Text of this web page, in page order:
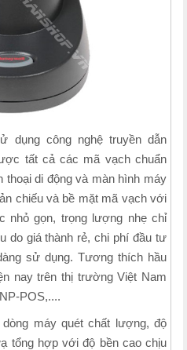
dụng công nghệ truyền dẫn
tất cả các mã vạch chuẩn
thoại di động và màn hình máy
chiếu và bề mặt mã vạch với
nhỏ gọn, trọng lượng nhẹ chỉ
do giá thành rẻ, chi phí đầu tư
sử dụng. Tương thích hầu
nay trên thị trường Việt Nam
POS,....
máy quét chất lượng, độ
tổng hợp với độ bền cao chịu